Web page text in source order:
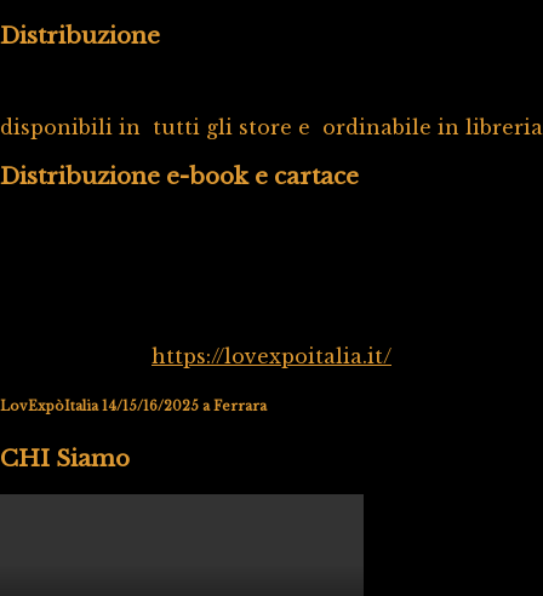
Distribuzione
disponibili in tutti gli store e ordinabile in libreria
Distribuzione e-book e cartace
https://lovexpoitalia.it/
LovExpòItalia 14/15/16/2025 a Ferrara
CHI Siamo